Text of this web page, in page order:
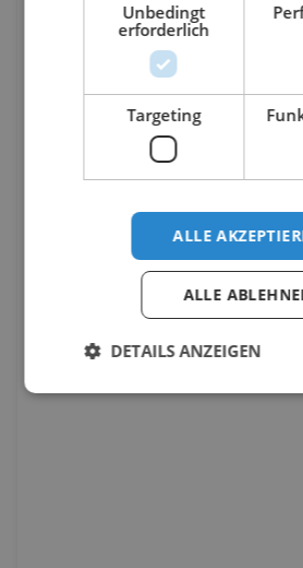
Unbedingt
erforderlich
Targeting
ALLE
ALLE
DETAILS ANZEIGEN